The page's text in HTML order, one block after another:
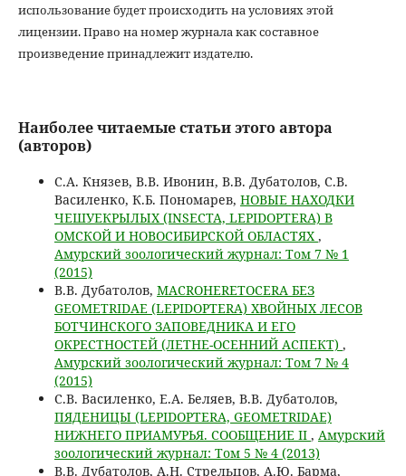
использование будет происходить на условиях этой
лицензии. Право на номер журнала как составное
произведение принадлежит издателю.
Наиболее читаемые статьи этого автора
(авторов)
С.А. Князев, В.В. Ивонин, В.В. Дубатолов, С.В.
Василенко, К.Б. Пономарев, НОВЫЕ НАХОДКИ
ЧЕШУЕКРЫЛЫХ (INSECTA, LEPIDOPTERA) В
ОМСКОЙ И НОВОСИБИРСКОЙ ОБЛАСТЯХ ,
Амурский зоологический журнал: Том 7 № 1
(2015)
В.В. Дубатолов, MACROHERETOCERA БЕЗ
GEOMETRIDAE (LEPIDOPTERA) ХВОЙНЫХ ЛЕСОВ
БОТЧИНСКОГО ЗАПОВЕДНИКА И ЕГО
ОКРЕСТНОСТЕЙ (ЛЕТНЕ-ОСЕННИЙ АСПЕКТ) ,
Амурский зоологический журнал: Том 7 № 4
(2015)
C.В. Василенко, Е.А. Беляев, В.В. Дубатолов,
ПЯДЕНИЦЫ (LEPIDOPTERA, GEOMETRIDAE)
НИЖНЕГО ПРИАМУРЬЯ. СООБЩЕНИЕ II , Амурский
зоологический журнал: Том 5 № 4 (2013)
В.В. Дубатолов, А.Н. Стрельцов, А.Ю. Барма,